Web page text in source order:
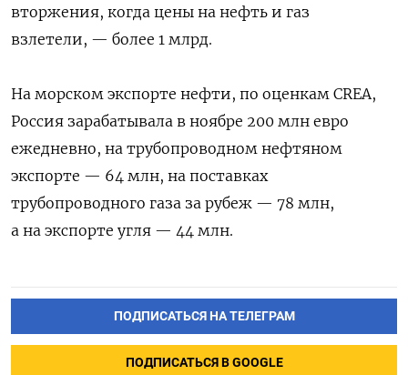
вторжения, когда цены на нефть и газ
взлетели, — более 1 млрд.
На морском экспорте нефти, по оценкам CREA,
Россия зарабатывала в ноябре 200 млн евро
ежедневно, на трубопроводном нефтяном
экспорте — 64 млн, на поставках
трубопроводного газа за рубеж — 78 млн,
а на экспорте угля — 44 млн.
ПОДПИСАТЬСЯ НА ТЕЛЕГРАМ
ПОДПИСАТЬСЯ В GOOGLE